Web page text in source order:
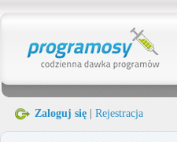
Zaloguj się Rejestracja